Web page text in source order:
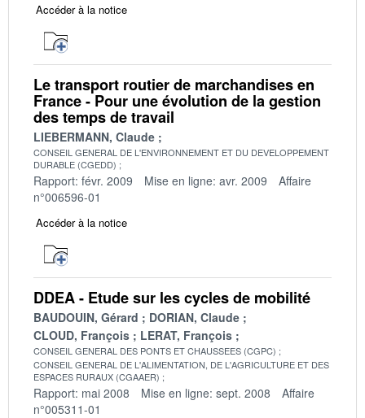
Accéder à la notice
Le transport routier de marchandises en
France - Pour une évolution de la gestion
des temps de travail
LIEBERMANN, Claude
CONSEIL GENERAL DE L'ENVIRONNEMENT ET DU DEVELOPPEMENT
DURABLE (CGEDD)
Rapport: févr. 2009 Mise en ligne: avr. 2009
Affaire
n°006596-01
Accéder à la notice
DDEA - Etude sur les cycles de mobilité
BAUDOUIN, Gérard
DORIAN, Claude
CLOUD, François
LERAT, François
CONSEIL GENERAL DES PONTS ET CHAUSSEES (CGPC)
CONSEIL GENERAL DE L'ALIMENTATION, DE L'AGRICULTURE ET DES
ESPACES RURAUX (CGAAER)
Rapport: mai 2008 Mise en ligne: sept. 2008
Affaire
n°005311-01